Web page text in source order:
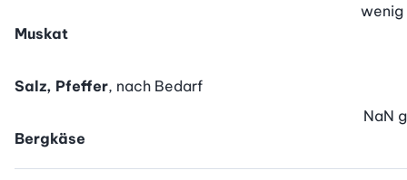
Muskat
wenig
Salz, Pfeffer, nach Bedarf
Bergkäse
NaN g